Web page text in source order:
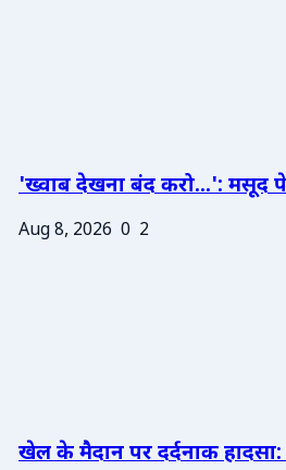
'ख्वाब देखना बंद करो...': मसूद
Aug 8, 2026 0 2
खेल के मैदान पर दर्दनाक